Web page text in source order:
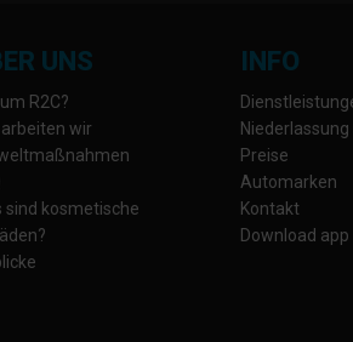
UNS
R2C?
arbeiten wir
sind kosmetische
INFO
Preise
Automarken
Kontakt
Download app